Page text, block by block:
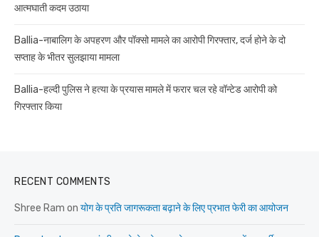
आत्मघाती कदम उठाया
Ballia-नाबालिग के अपहरण और पॉक्सो मामले का आरोपी गिरफ्तार, दर्ज होने के दो
सप्ताह के भीतर सुलझाया मामला
Ballia-हल्दी पुलिस ने हत्या के प्रयास मामले में फरार चल रहे वॉन्टेड आरोपी को
गिरफ्तार किया
RECENT COMMENTS
Shree Ram on योग के प्रति जागरूकता बढ़ाने के लिए प्रभात फेरी का आयोजन